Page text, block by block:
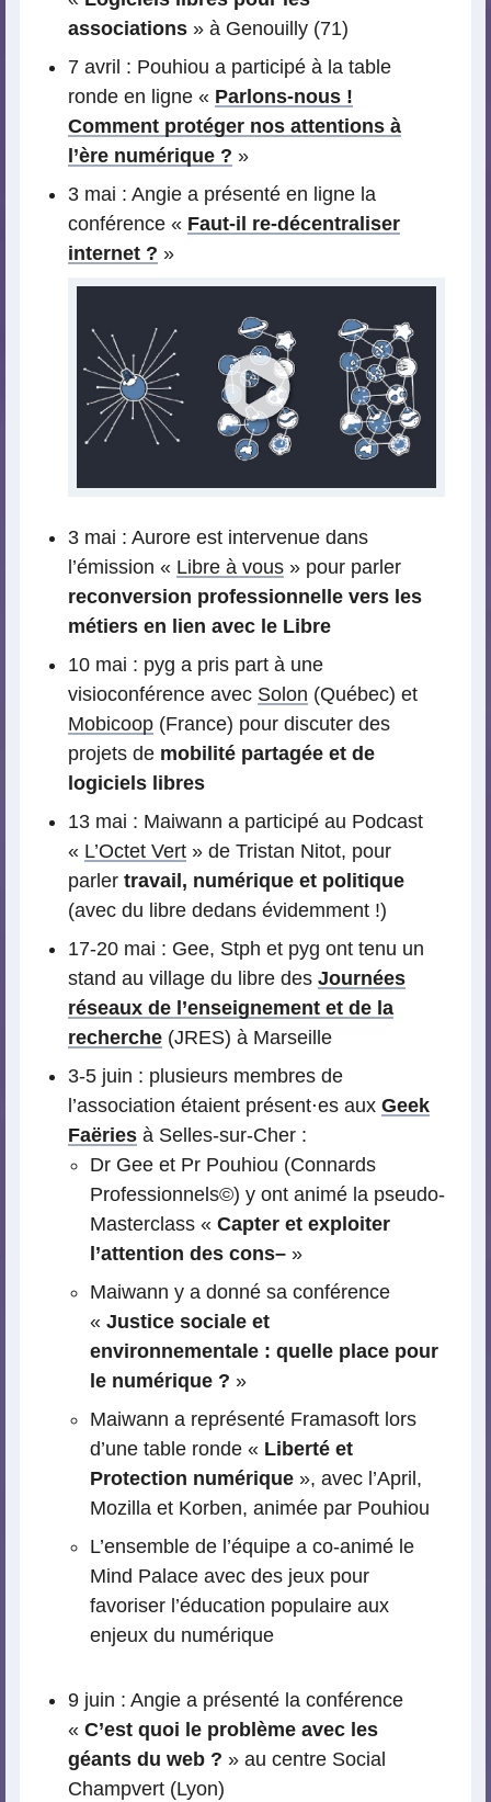
associations » à Genouilly (71)
7 avril : Pouhiou a participé à la table
ronde en ligne « Parlons-nous !
Comment protéger nos attentions à
l’ère numérique ? »
3 mai : Angie a présenté en ligne la
conférence « Faut-il re-décentraliser
internet ? »
3 mai : Aurore est intervenue dans
l’émission « Libre à vous » pour parler
reconversion professionnelle vers les
métiers en lien avec le Libre
10 mai : pyg a pris part à une
visioconférence avec Solon (Québec) et
Mobicoop (France) pour discuter des
projets de mobilité partagée et de
logiciels libres
13 mai : Maiwann a participé au Podcast
« L’Octet Vert » de Tristan Nitot, pour
parler travail, numérique et politique
(avec du libre dedans évidemment !)
17-20 mai : Gee, Stph et pyg ont tenu un
stand au village du libre des Journées
réseaux de l’enseignement et de la
recherche (JRES) à Marseille
3-5 juin : plusieurs membres de
l’association étaient présent⋅es aux Geek
Faëries à Selles-sur-Cher :
Dr Gee et Pr Pouhiou (Connards
Professionnels©) y ont animé la pseudo-
Masterclass « Capter et exploiter
l’attention des cons– »
Maiwann y a donné sa conférence
« Justice sociale et
environnementale : quelle place pour
le numérique ? »
Maiwann a représenté Framasoft lors
d’une table ronde « Liberté et
Protection numérique », avec l’April,
Mozilla et Korben, animée par Pouhiou
L’ensemble de l’équipe a co-animé le
Mind Palace avec des jeux pour
favoriser l’éducation populaire aux
enjeux du numérique
9 juin : Angie a présenté la conférence
« C’est quoi le problème avec les
géants du web ? » au centre Social
Champvert (Lyon)